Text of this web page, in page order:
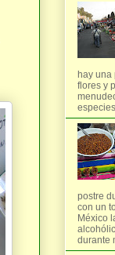
hay una
flores y
postre
con un
México
durante